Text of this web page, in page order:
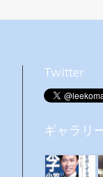
Twitter
ギャラリ